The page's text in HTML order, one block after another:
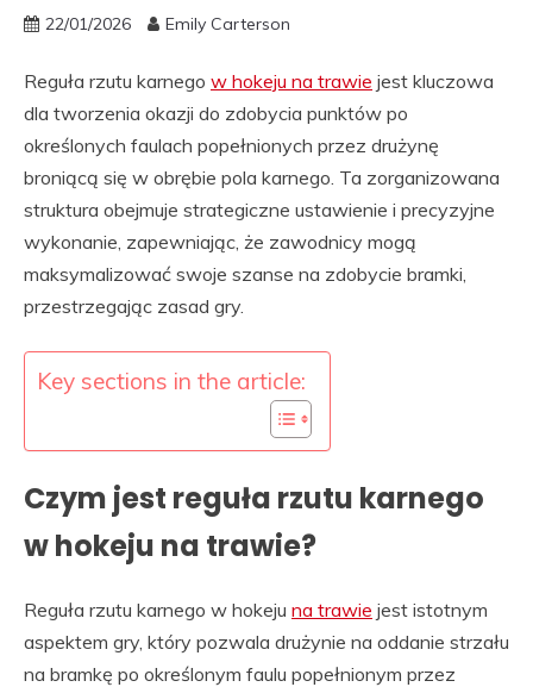
22/01/2026 Emily Carterson
Reguła rzutu karnego w hokeju na trawie jest kluczowa
dla tworzenia okazji do zdobycia punktów po
określonych faulach popełnionych przez drużynę
broniącą się w obrębie pola karnego. Ta zorganizowana
struktura obejmuje strategiczne ustawienie i precyzyjne
wykonanie, zapewniając, że zawodnicy mogą
maksymalizować swoje szanse na zdobycie bramki,
przestrzegając zasad gry.
Key sections in the article:
Czym jest reguła rzutu karnego
w hokeju na trawie?
Reguła rzutu karnego w hokeju na trawie jest istotnym
aspektem gry, który pozwala drużynie na oddanie strzału
na bramkę po określonym faulu popełnionym przez